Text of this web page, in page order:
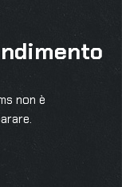
non è